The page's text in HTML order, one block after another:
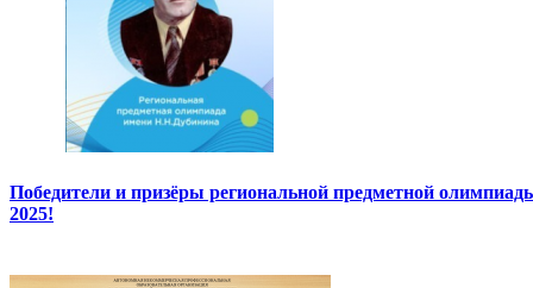
Победители и призёры региональной предметной
2025!